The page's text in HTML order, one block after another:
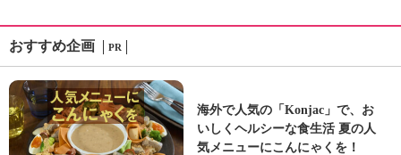
おすすめ企画 PR
海外で人気の「Konjac」で、お
いしくヘルシーな食生活 夏の人
気メニューにこんにゃくを！